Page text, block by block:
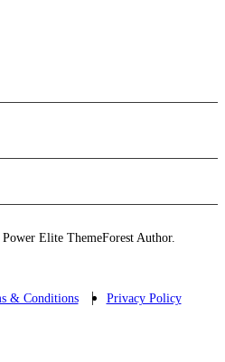
Elite ThemeForest Author.
& Conditions Privacy Policy